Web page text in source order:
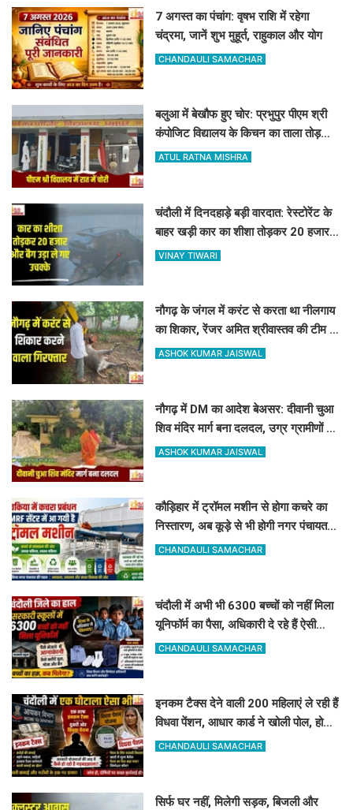
7 अगस्त का पंचांग: वृषभ राशि में रहेगा
चंद्रमा, जानें शुभ मुहूर्त, राहुकाल और योग
CHANDAULI SAMACHAR
बलुआ में बेखौफ हुए चोर: प्रभुपुर पीएम श्री
कंपोजिट विद्यालय के किचन का ताला तोड़
हजारों का सामान पार
ATUL RATNA MISHRA
चंदौली में दिनदहाड़े बड़ी वारदात: रेस्टोरेंट के
बाहर खड़ी कार का शीशा तोड़कर 20 हजार
और बैग उड़ा ले गए उचक्के
VINAY TIWARI
नौगढ़ के जंगल में करंट से करता था नीलगाय
का शिकार, रेंजर अमित श्रीवास्तव की टीम ने
ऐसे दबोचा
ASHOK KUMAR JAISWAL
नौगढ़ में DM का आदेश बेअसर: दीवानी चुआ
शिव मंदिर मार्ग बना दलदल, उग्र ग्रामीणों ने
दी चक्का जाम की चेतावनी
ASHOK KUMAR JAISWAL
कौड़िहार में ट्रॉमल मशीन से होगा कचरे का
निस्तारण, अब कूड़े से भी होगी नगर पंचायत
की बंपर कमाई
CHANDAULI SAMACHAR
चंदौली में अभी भी 6300 बच्चों को नहीं मिला
यूनिफॉर्म का पैसा, अधिकारी दे रहे हैं ऐसी
दलील
CHANDAULI SAMACHAR
इनकम टैक्स देने वाली 200 महिलाएं ले रही हैं
विधवा पेंशन, आधार कार्ड ने खोली पोल, होगी
रिकवरी
CHANDAULI SAMACHAR
सिर्फ घर नहीं, मिलेगी सड़क, बिजली और